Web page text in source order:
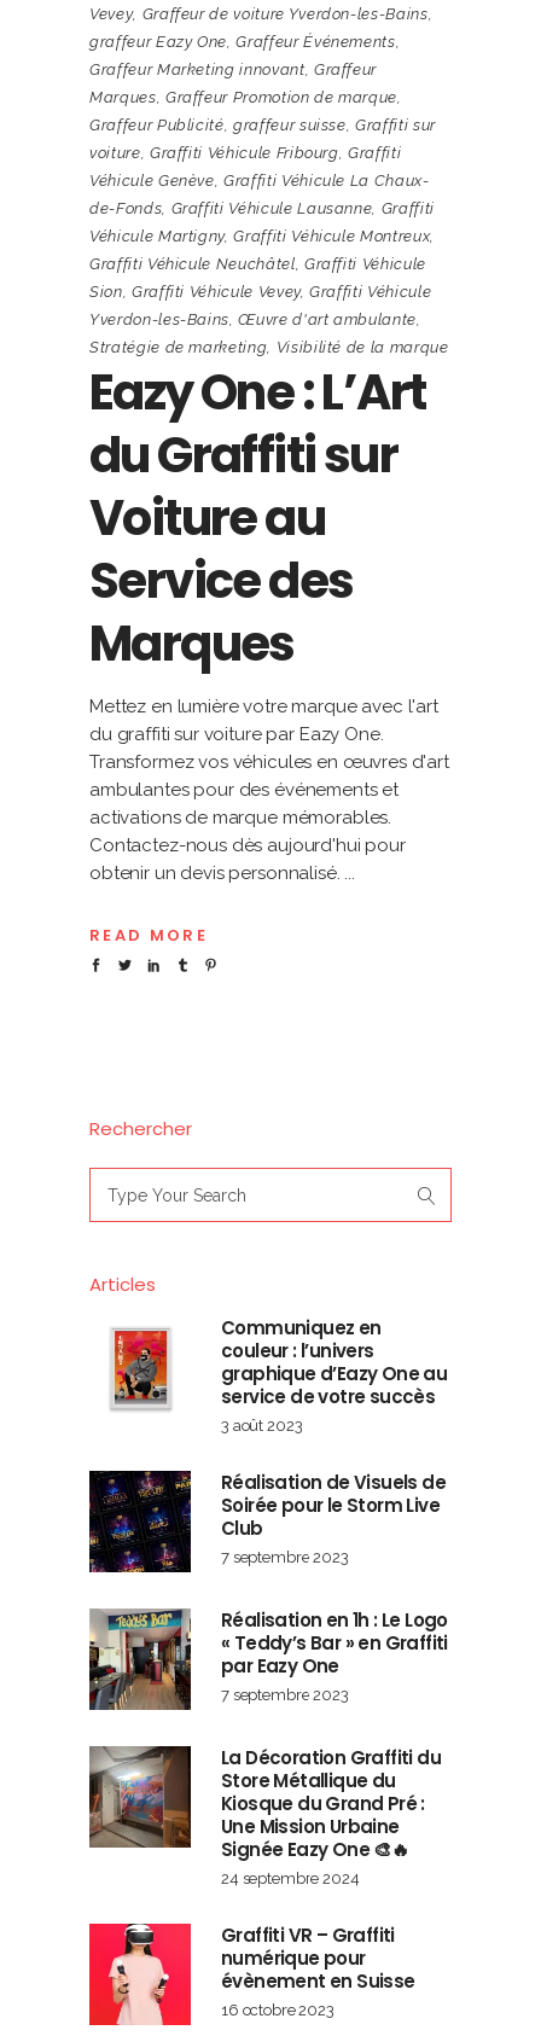
Vevey, Graffeur de voiture Yverdon-les-Bains,
graffeur Eazy One,Graffeur Événements,
Graffeur Marketing innovant, Graffeur
Marques, Graffeur Promotion de marque,
Graffeur Publicité,graffeur suisse,Graffiti sur
voiture, Graffiti Véhicule Fribourg,Graffiti
Véhicule Genève,Graffiti Véhicule La Chaux-
de-Fonds, Graffiti Véhicule Lausanne, Graffiti
Véhicule Martigny,Graffiti Véhicule Montreux,
Graffiti Véhicule Neuchâtel, Graffiti Véhicule
Sion, Graffiti Véhicule Vevey,Graffiti Véhicule
Yverdon-les-Bains,Œuvre d'art ambulante,
Stratégie de marketing, Visibilité de la marque
Eazy One : L’Art
du Graffiti sur
Voiture au
Service des
Marques
Mettez en lumière votre marque avec l'art
du graffiti sur voiture par Eazy One.
Transformez vos véhicules en œuvres d'art
ambulantes pour des événements et
activations de marque mémorables.
Contactez-nous dès aujourd'hui pour
obtenir un devis personnalisé.
READ MORE
Rechercher
for:
Articles
Communiquez en
couleur : l’univers
graphique d’Eazy One au
service de votre succès
3 août 2023
Réalisation de Visuels de
Soirée pour le Storm Live
Club
7 septembre 2023
Réalisation en 1h : Le Logo
« Teddy’s Bar » en Graffiti
par Eazy One
7 septembre 2023
La Décoration Graffiti du
Store Métallique du
Kiosque du Grand Pré :
Une Mission Urbaine
Signée Eazy One 🎨🔥
24 septembre 2024
Graffiti VR – Graffiti
numérique pour
évènement en Suisse
16 octobre 2023